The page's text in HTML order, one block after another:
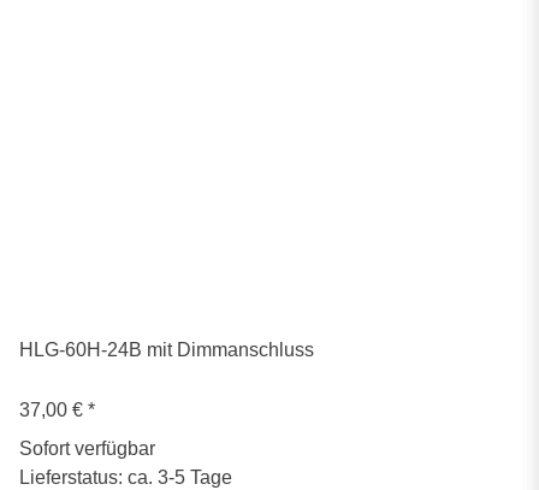
HLG-60H-24B mit Dimmanschluss
37,00 € *
Sofort verfügbar
Lieferstatus: ca. 3-5 Tage